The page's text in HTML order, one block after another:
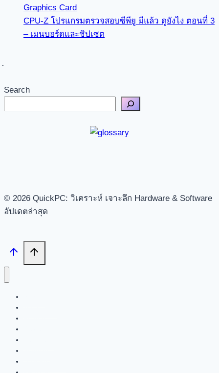
Graphics Card
CPU-Z โปรแกรมตรวจสอบซีพียู มีแล้ว ดูยังไง ตอนที่ 3
– เมนบอร์ดและชิปเซต
Search
© 2026 QuickPC: วิเคราะห์ เจาะลึก Hardware & Software
อัปเดตล่าสุด